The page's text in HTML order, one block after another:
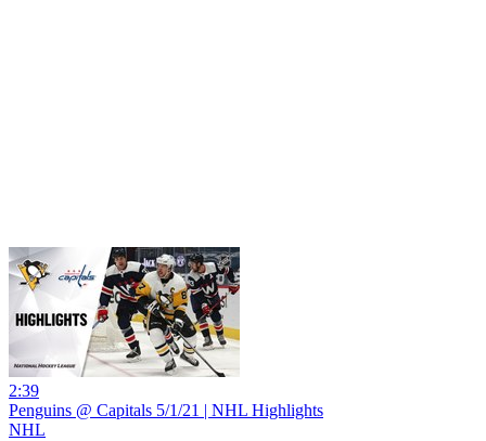
2:39
Penguins @ Capitals 5/1/21 | NHL Highlights
NHL